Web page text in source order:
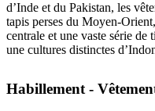
d’Inde et du Pakistan, les
tapis perses du Moyen-
centrale et une vaste série de
une cultures distinctes
Habillement -